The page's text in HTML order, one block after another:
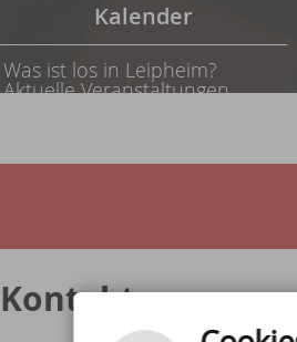
Kalender
Was ist los in Leipheim?
Aktuelle Veranstaltungen
Kontakt